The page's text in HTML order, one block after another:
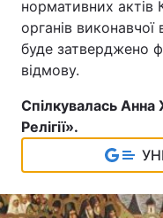
нормативних актів
органів
буде затверджено
відмову.
Спілкувалась Анна
Релігії».